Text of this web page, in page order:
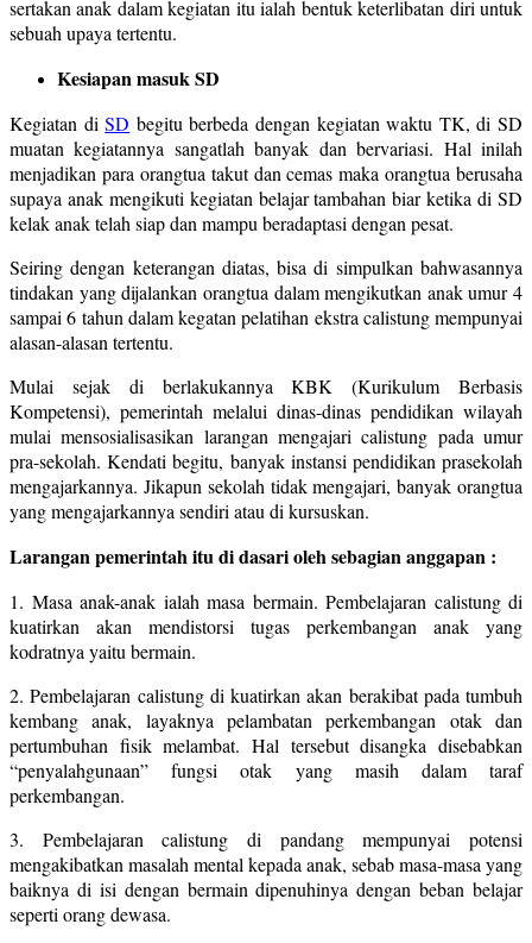
sertakan anak dalam kegiatan itu ialah bentuk keterlibatan diri untuk
sebuah upaya tertentu.
Kesiapan masuk SD
Kegiatan diSD begitu berbeda dengan kegiatan waktu TK, di SD
muatan kegiatannya sangatlah banyak dan bervariasi. Hal inilah
menjadikan para orangtua takut dan cemas maka orangtua berusaha
supaya anak mengikuti kegiatan belajar tambahan biar ketika di SD
kelak anak telah siap dan mampu beradaptasi dengan pesat.
Seiring dengan keterangan diatas, bisa di simpulkan bahwasannya
tindakan yang dijalankan orangtua dalam mengikutkan anak umur 4
sampai 6 tahun dalam kegatan pelatihan ekstra calistung mempunyai
alasan-alasan tertentu.
Mulai sejak di berlakukannya KBK (Kurikulum Berbasis
Kompetensi), pemerintah melalui dinas-dinas pendidikan wilayah
mulai mensosialisasikan larangan mengajari calistung pada umur
pra-sekolah. Kendati begitu, banyak instansi pendidikan prasekolah
mengajarkannya. Jikapun sekolah tidak mengajari, banyak orangtua
yang mengajarkannya sendiri atau di kursuskan.
Larangan pemerintah itu di dasari oleh sebagian anggapan :
1. Masa anak-anak ialah masa bermain. Pembelajaran calistung di
kuatirkan akan mendistorsi tugas perkembangan anak yang
kodratnya yaitu bermain.
2. Pembelajaran calistung di kuatirkan akan berakibat pada tumbuh
kembang anak, layaknya pelambatan perkembangan otak dan
pertumbuhan fisik melambat. Hal tersebut disangka disebabkan
“penyalahgunaan” fungsi otak yang masih dalam taraf
perkembangan.
3. Pembelajaran calistung di pandang mempunyai potensi
mengakibatkan masalah mental kepada anak, sebab masa-masa yang
baiknya di isi dengan bermain dipenuhinya dengan beban belajar
seperti orang dewasa.